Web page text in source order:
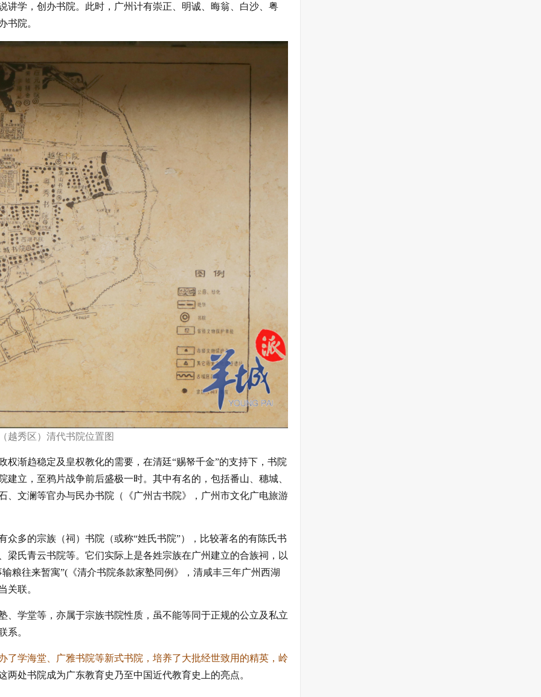
讲学，创办书院。此时，广州计有崇正、明诚、晦翁、白沙、粤
书院。
越秀区）清代书院位置图
渐趋稳定及皇权教化的需要，在清廷“赐帑千金”的支持下，书院
立，至鸦片战争前后盛极一时。其中有名的，包括番山、穗城、
、文澜等官办与民办书院 （《广州古书院》，广州市文化广电旅游
众多的宗族 （祠） 书院 （或称“姓氏书院”）
，比较著名的有陈氏书
梁氏青云书院等。它们实际上是各姓宗族在广州建立的合族祠，以
粮往来暂寓”(《清介书院条款家塾同例》，清咸丰三年广州西湖
关联。
、学堂等，亦属于宗族书院性质，虽不能等同于正规的公立及私立
系。
了学海堂、广雅书院等新式书院，培养了大批经世致用的精英，岭
两处书院成为广东教育史乃至中国近代教育史上的亮点。